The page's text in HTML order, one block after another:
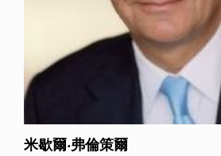
米歇爾‧弗倫策爾